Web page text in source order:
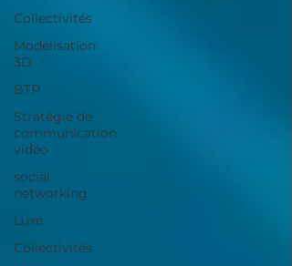
Collectivités
Modélisation
3D
BTP
Stratégie de
communication
vidéo
social
networking
Luxe
Collectivités